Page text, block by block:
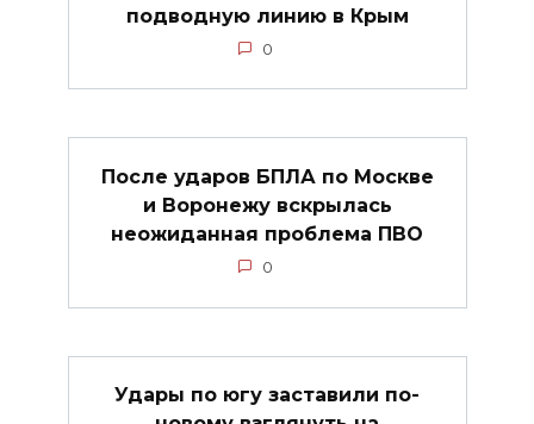
подводную линию в Крым
0
После ударов БПЛА по Москве
и Воронежу вскрылась
неожиданная проблема ПВО
0
Удары по югу заставили по-